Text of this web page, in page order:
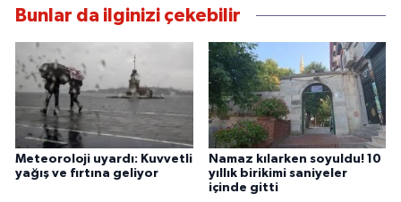
Bunlar da ilginizi çekebilir
Meteoroloji uyardı: Kuvvetli
yağış ve fırtına geliyor
Namaz kılarken soyuldu! 10
yıllık birikimi saniyeler
içinde gitti